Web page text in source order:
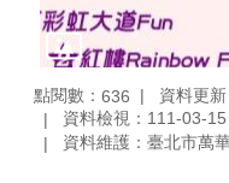
點閱數： 636
資料更
資料檢視：111-03-
資料維護：臺北市萬